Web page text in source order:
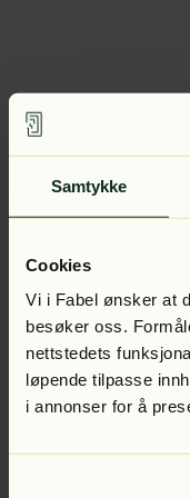
Samtykke
Cookies
Vi i Fabel ønsker at
besøker oss.
nettstedets
løpende tilpasse
i annonser for å